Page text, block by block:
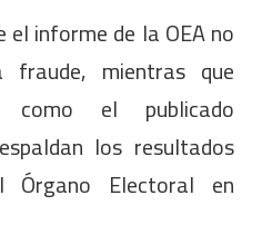
informe de la OEA no
fraude, mientras que
como el publicado
los resultados
Órgano Electoral en